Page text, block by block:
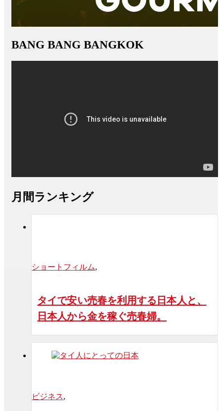
BANG BANG BANGKOK
月間ランキング
ショートフィルム,
タイで安い売春を利用する日本人と、
日本人から金を稼ぐ売春婦。
ビジネス,